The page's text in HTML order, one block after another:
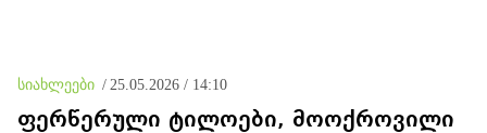
სიახლეები / 25.05.2026 / 14:10
ფერწერული ტილოები, მოოქროვილი